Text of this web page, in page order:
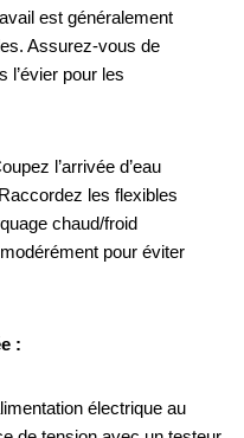
est généralement
Assurez-vous de
l’évier pour les
l’arrivée d’eau
les flexibles
chaud/froid
pour éviter
:
électrique au